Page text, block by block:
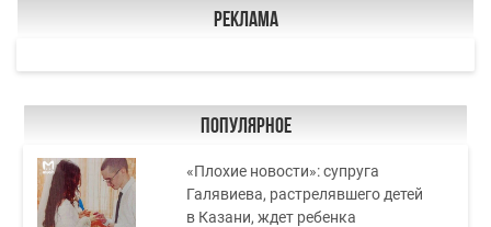
Реклама
Популярное
«Плохие новости»: супруга
Галявиева, растрелявшего детей
в Казани, ждет ребенка